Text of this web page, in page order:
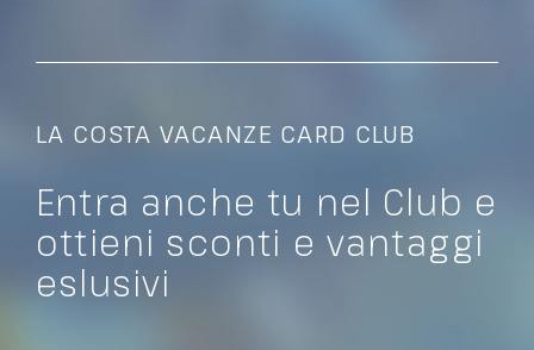
LA COSTA VACANZE CARD CLUB
Entra anche tu nel Club e
ottieni sconti e vantaggi
eslusivi